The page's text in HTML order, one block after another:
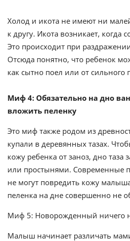
Холод и икота не имеют ни
к другу. Икота возникает, когда
Это происходит при
Отсюда понятно, что ребенок
как сытно поел или от сильного
Миф 4: Обязательно на дно
вложить пеленку
Это миф также родом из
купали в деревянных тазах.
кожу ребенка от заноз, дно таза
или простынями. Современные
не могут повредить кожу
пеленка на дне совершенно не
Миф 5: Новорожденный ничего
Малыш начинает различать